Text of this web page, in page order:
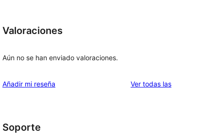
Valoraciones
Aún no se han enviado valoraciones.
Añadir mi reseña Ver todas lasvaloraciones
Soporte